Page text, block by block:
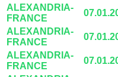
ALEXANDRIA-
FRANCE
ALEXANDRIA-
FRANCE
ALEXANDRIA-
FRANCE